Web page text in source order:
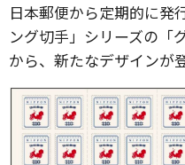
日本郵便から定期的に発
ング切手」シリーズの「
から、新たなデザインが